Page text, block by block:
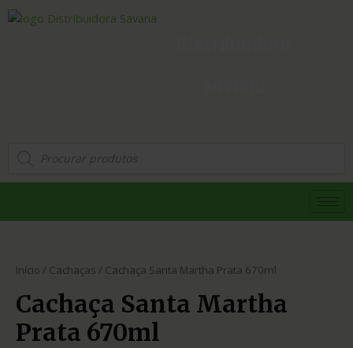
Início / Cachaças / Cachaça Santa Martha Prata 670ml
Cachaça Santa Martha
Prata 670ml